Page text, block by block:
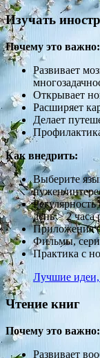
Изучать
Почему это важно:
Развивает
Открывает
Расширяет
Делает
Как внедрить:
Выберите
нужен/
день > 2 часа
Приложения
Фильмы,
Практика с
Лучшие идеи,
Чтение книг
Почему это важно:
Развивает